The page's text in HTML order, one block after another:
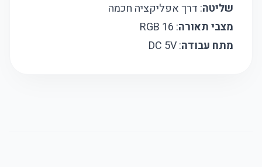
שליטה: דרך אפליקציה חכמה
מצבי תאורה: 16 RGB
מתח עבודה: DC 5V